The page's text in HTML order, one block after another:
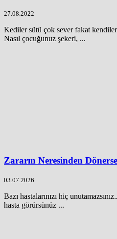
27.08.2022
Kediler sütü çok sever fakat
Nasıl çocuğunuz şekeri, ...
Zararın Neresinden
03.07.2026
Bazı hastalarınızı hiç
hasta görürsünüz ...